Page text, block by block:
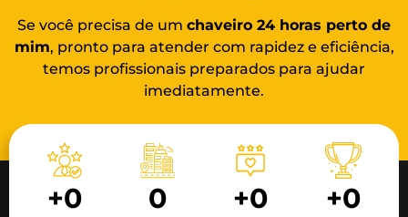
Se você precisa de um chaveiro 24 horas perto de
mim, pronto para atender com rapidez e eficiência,
temos profissionais preparados para ajudar
imediatamente.
+0 0 +0 +0